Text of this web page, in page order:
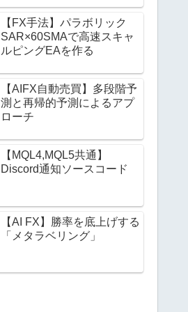
【FX手法】パラボリック
SAR×60SMAで高速スキャ
ルピングEAを作る
【AIFX自動売買】多段階予
測と再帰的予測によるアプ
ローチ
【MQL4,MQL5共通】
Discord通知ソースコード
【AI FX】勝率を底上げする
「メタラベリング」